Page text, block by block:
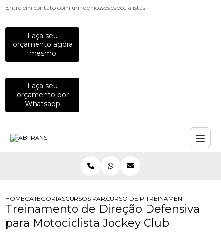
Entre em contato com um de nossos especialistas!
Faça seu
orçamento agora
mesmo
Faça seu
orçamento por
Whatsapp
HOMECATEGORIASCURSOS PARA MOTOCICLISTAS
CURSO DE PILOTAGEM DEFENSIVA
TREINAMENTO DE
Treinamento de Direção Defensiva
para Motociclista Jockey Club